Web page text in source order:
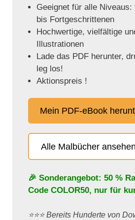
Geeignet für alle
bis Fortgeschrittenen
Hochwertige, vielfältige
Illustrationen
Lade das PDF herunter,
leg los!
Aktionspreis !
Mein PDF-eBook
Alle Malbücher ansehen
🎉 Sonderangebot: 50 %
Code COLOR50, nur für
⭐️⭐️⭐️ Bereits Hunderte von